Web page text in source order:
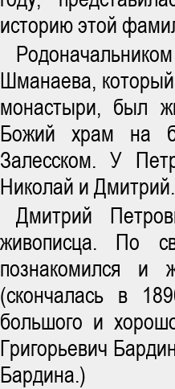
историю этой
Шманаева,
монастыри, был
Божий храм на
Залесском. У
Николай и Дмитрий.
Дмитрий
живописца. По
познакомился и
(скончалась в
большого и
Григорьевич
Бардина.)